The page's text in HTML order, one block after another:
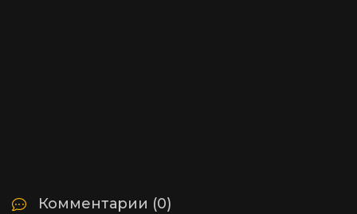
Комментарии (0)